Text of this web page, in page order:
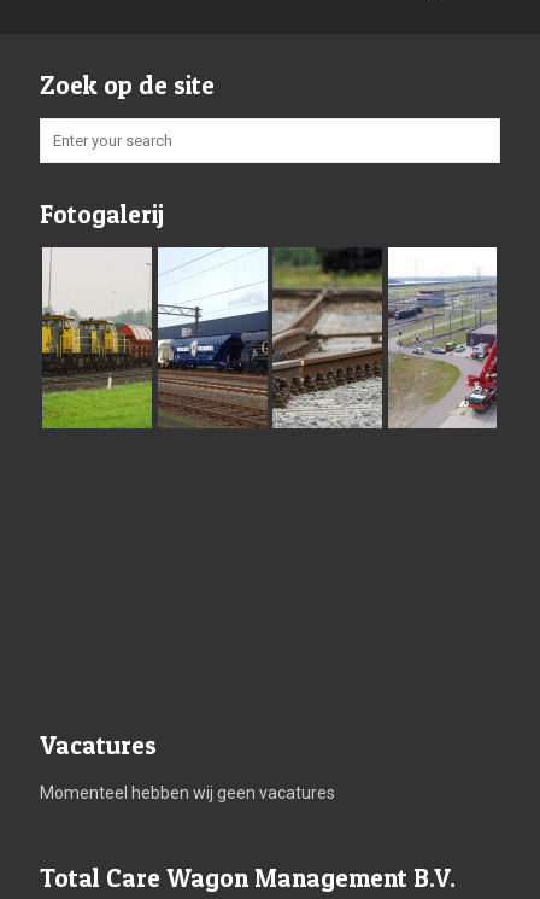
Zoek op de site
Fotogalerij
Vacatures
Momenteel hebben wij geen vacatures
Total Care Wagon Management B.V.